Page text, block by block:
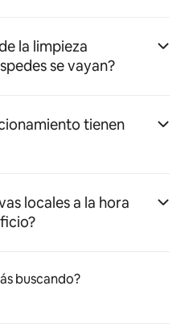
la limpieza
se vayan?
tienen
locales a la hora
buscando?